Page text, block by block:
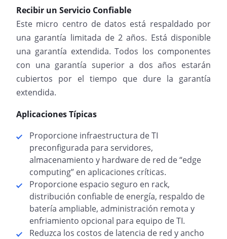
Recibir un Servicio Confiable
Este micro centro de datos está respaldado por
una garantía limitada de 2 años. Está disponible
una garantía extendida. Todos los componentes
con una garantía superior a dos años estarán
cubiertos por el tiempo que dure la garantía
extendida.
Aplicaciones Típicas
Proporcione infraestructura de TI
preconfigurada para servidores,
almacenamiento y hardware de red de “edge
computing” en aplicaciones críticas.
Proporcione espacio seguro en rack,
distribución confiable de energía, respaldo de
batería ampliable, administración remota y
enfriamiento opcional para equipo de TI.
Reduzca los costos de latencia de red y ancho